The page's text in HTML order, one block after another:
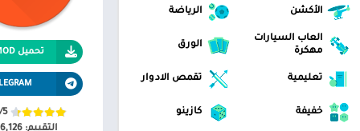
تحميل APK MOD
5
الأكشن الرياضة
العاب السيارات
مهكرة
الورق
تعليمية تقمص الادوار
خفيفة كازينو